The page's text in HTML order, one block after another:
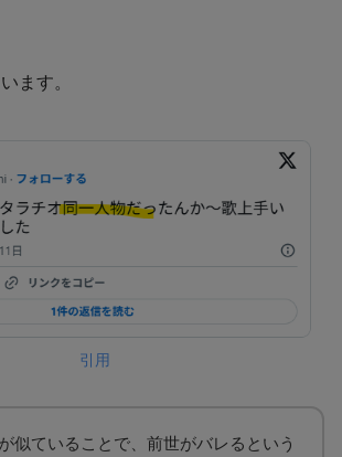
ます。
引用
似ていることで、前世がバレるという